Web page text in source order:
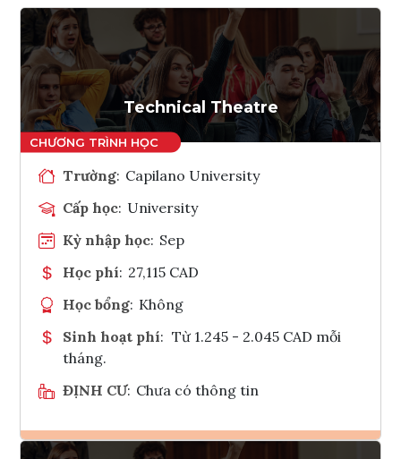
Technical Theatre
Trường: Capilano University
Cấp học: University
Kỳ nhập học: Sep
Học phí: 27,115 CAD
Học bổng: Không
Sinh hoạt phí: Từ 1.245 - 2.045 CAD mỗi
tháng.
ĐỊNH CƯ: Chưa có thông tin